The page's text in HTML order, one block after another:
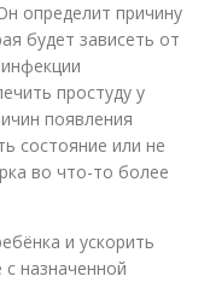
определит причину
будет зависеть от
простуду у
появления
состояние или не
во что-то более
и ускорить
назначенной